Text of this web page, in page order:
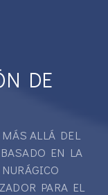
DE
ALLÁ DEL
EN LA
PARA EL